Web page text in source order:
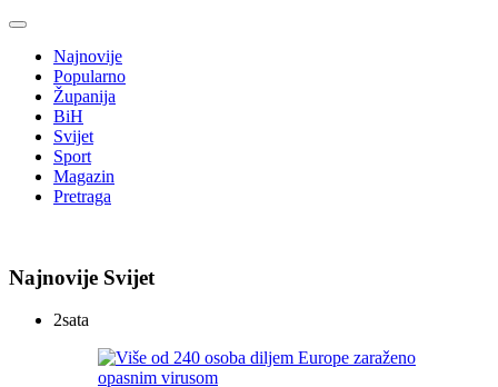
Najnovije
Popularno
Županija
BiH
Svijet
Sport
Magazin
Pretraga
Najnovije Svijet
2sata